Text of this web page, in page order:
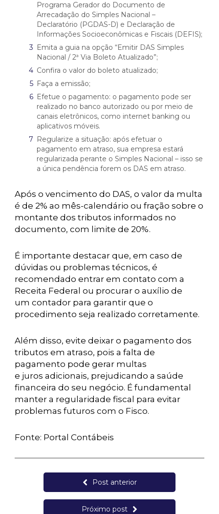
Programa Gerador do Documento de
Arrecadação do Simples Nacional –
Declaratório (PGDAS-D) e Declaração de
Informações Socioeconômicas e Fiscais (DEFIS);
Emita a guia na opção “Emitir DAS Simples
Nacional / 2ª Via Boleto Atualizado”;
Confira o valor do boleto atualizado;
Faça a emissão;
Efetue o pagamento: o pagamento pode ser
realizado no banco autorizado ou por meio de
canais eletrônicos, como internet banking ou
aplicativos móveis.
Regularize a situação: após efetuar o
pagamento em atraso, sua empresa estará
regularizada perante o Simples Nacional – isso se
a única pendência forem os DAS em atraso.
Após o vencimento do DAS, o valor da multa
é de 2% ao mês-calendário ou fração sobre o
montante dos tributos informados no
documento, com limite de 20%.
É importante destacar que, em caso de
dúvidas ou problemas técnicos, é
recomendado entrar em contato com a
Receita Federal ou procurar o auxílio de
um contador para garantir que o
procedimento seja realizado corretamente.
Além disso, evite deixar o pagamento dos
tributos em atraso, pois a falta de
pagamento pode gerar multas
e juros adicionais, prejudicando a saúde
financeira do seu negócio. É fundamental
manter a regularidade fiscal para evitar
problemas futuros com o Fisco.
Fonte: Portal Contábeis
Post anterior
Próximo post